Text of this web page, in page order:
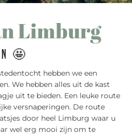
Limburg
🤩
hebben we een
We hebben alles uit de kast
uit te bieden. Een leuke route
versnaperingen. De route
door heel Limburg waar u
wel erg mooi zijn om te